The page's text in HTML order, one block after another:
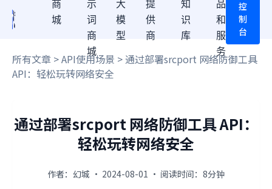
商
城
示
词
商
城
大
模
型
提
供
商
知
识
库
品
和
服
务
控
制
台
所有文章 >API使用场景 > 通过部署srcport 网络防御工具
API：轻松玩转网络安全
通过部署srcport 网络防御工具 API：
轻松玩转网络安全
作者：幻城 · 2024-08-01 · 阅读时间：8分钟